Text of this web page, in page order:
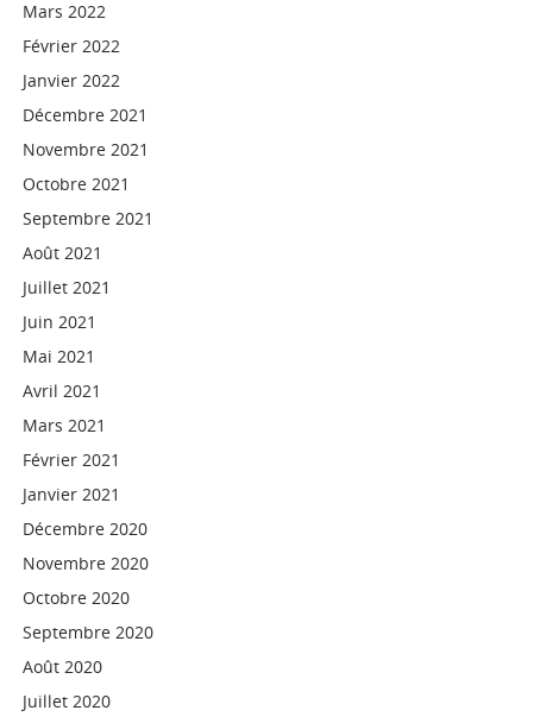
Mars 2022
Février 2022
Janvier 2022
Décembre 2021
Novembre 2021
Octobre 2021
Septembre 2021
Août 2021
Juillet 2021
Juin 2021
Mai 2021
Avril 2021
Mars 2021
Février 2021
Janvier 2021
Décembre 2020
Novembre 2020
Octobre 2020
Septembre 2020
Août 2020
Juillet 2020